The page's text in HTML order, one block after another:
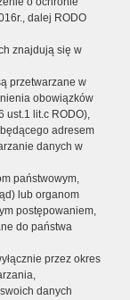
dalej RODO
znajdują się w
przetwarzane w
obowiązków
ust.1 lit.c RODO),
adresem
danych w
państwowym,
lub organom
postępowaniem,
do państwa
przez okres
danych